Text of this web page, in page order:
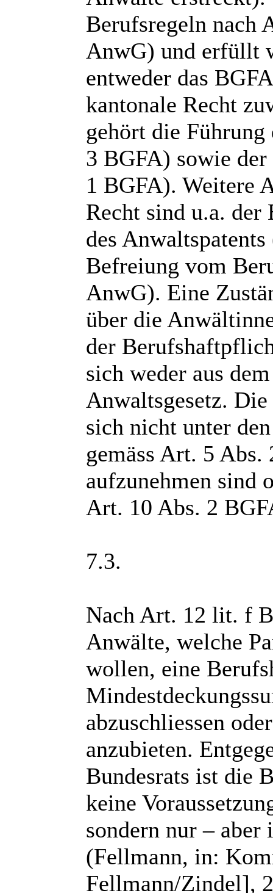
Berufsregeln nach
AnwG) und erfüllt
entweder das
kantonale Recht
gehört die
3 BGFA) sowie
1 BGFA). Weitere
Recht sind u.a.
des
Befreiung vom
AnwG). Eine
über die
der
sich weder aus
Anwaltsgesetz.
sich nicht unter
gemäss Art. 5
aufzunehmen sind
Art. 10 Abs. 2
7.3.
Nach Art. 12 lit. f
Anwälte, welche
wollen, eine
abzuschliessen
anzubieten.
Bundesrats ist die
keine
sondern nur –
(Fellmann, in:
Fellmann/Zindel],